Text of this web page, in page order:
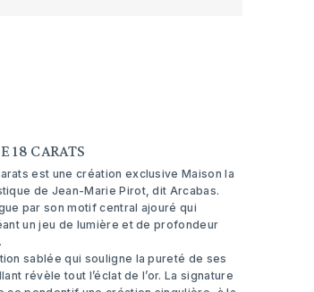
18 CARATS
est une création exclusive Maison la
de Jean-Marie Pirot, dit Arcabas.
par son motif central ajouré qui
un jeu de lumière et de profondeur
sablée qui souligne la pureté de ses
révèle tout l’éclat de l’or. La signature